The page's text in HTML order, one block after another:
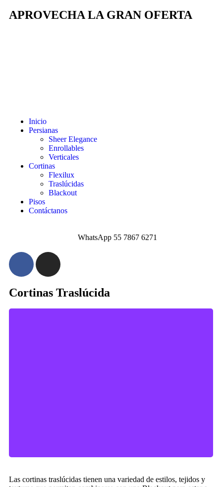
APROVECHA LA GRAN OFERTA
Inicio
Persianas
Sheer Elegance
Enrollables
Verticales
Cortinas
Flexilux
Traslúcidas
Blackout
Pisos
Contáctanos
WhatsApp 55 7867 6271
Cortinas Traslúcida
Las cortinas traslúcidas tienen una variedad de estilos, tejidos y